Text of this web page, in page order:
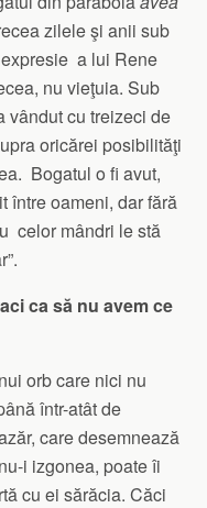
zilele şi anii sub
a lui Rene
nu vieţuia. Sub
vândut cu treizeci de
oricărei posibilităţi
Bogatul o fi avut,
între oameni, dar fără
celor mândri le stă
ca să nu avem ce
orb care nici nu
într-atât de
care desemnează
i izgonea, poate îi
cu ei sărăcia. Căci